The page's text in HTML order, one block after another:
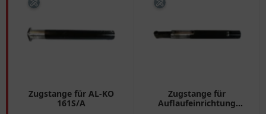
Zugstange für AL-KO
161S/A
Zugstange für
Auflaufeinrichtung